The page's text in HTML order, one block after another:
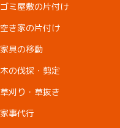
ゴミ屋敷の片付け
空き家の片付け
家具の移動
木の伐採・剪定
草刈り・草抜き
家事代行